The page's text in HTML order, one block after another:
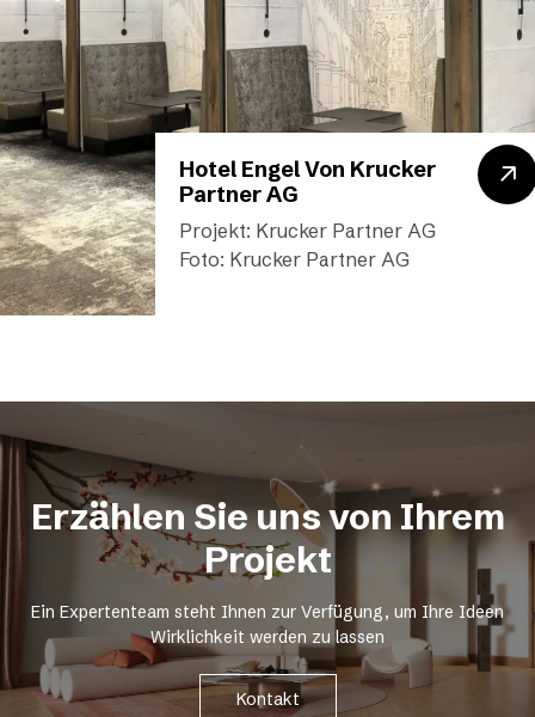
Hotel Engel Von Krucker
Partner AG
Projekt: Krucker Partner AG
Foto: Krucker Partner AG
Erzählen Sie uns von Ihrem
Projekt
Ein Expertenteam steht Ihnen zur Verfügung, um Ihre Ideen
Wirklichkeit werden zu lassen
Kontakt